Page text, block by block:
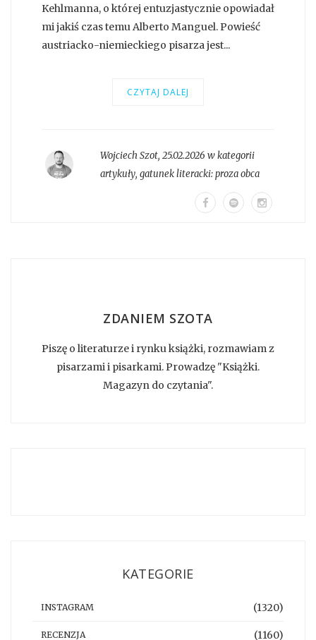
Kehlmanna, o której entuzjastycznie opowiadał
mi jakiś czas temu Alberto Manguel. Powieść
austriacko-niemieckiego pisarza jest...
CZYTAJ DALEJ
Wojciech Szot, 25.02.2026 w kategorii
artykuły, gatunek literacki:proza obca
ZDANIEM SZOTA
Piszę o literaturze i rynku książki, rozmawiam z
pisarzami i pisarkami. Prowadzę "Książki.
Magazyn do czytania".
KATEGORIE
INSTAGRAM (1320)
RECENZJA (1160)